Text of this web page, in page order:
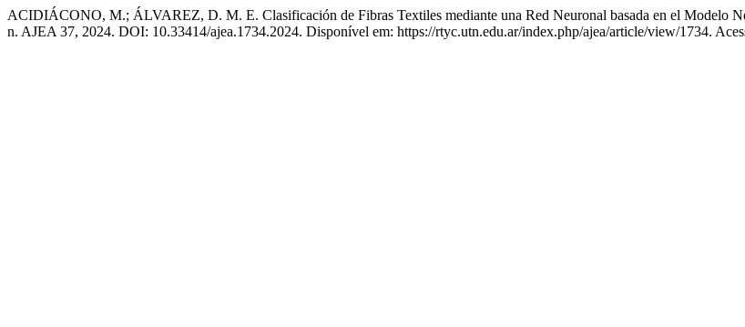
ACIDIÁCONO, M.; ÁLVAREZ, D. M. E. Clasificación de Fibras Textiles mediante una Red Neuronal basada en el Modelo
n. AJEA 37, 2024. DOI: 10.33414/ajea.1734.2024. Disponível em: https://rtyc.utn.edu.ar/index.php/ajea/article/view/1734.